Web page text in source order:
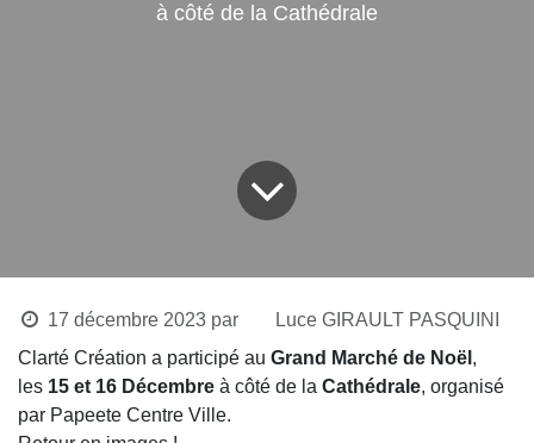
à côté de la Cathédrale
17 décembre 2023 par
Luce GIRAULT PASQUINI
Clarté Création a participé auGrand Marché de Noël
les 15 et 16 Décembreà côté de laCathédrale , organisé
par Papeete Centre Ville.